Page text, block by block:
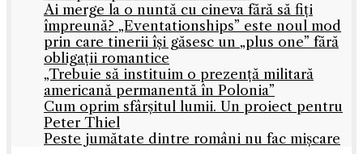
Ai merge la o nuntă cu cineva fără să fiți
împreună? „Eventationships” este noul mod
prin care tinerii își găsesc un „plus one” fără
obligații romantice
„Trebuie să instituim o prezență militară
americană permanentă în Polonia”
Cum oprim sfârșitul lumii. Un proiect pentru
Peter Thiel
Peste jumătate dintre români nu fac mișcare